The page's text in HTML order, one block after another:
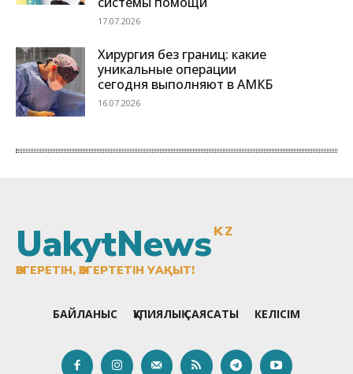
UakytNewsKZ
ӨЗГЕРЕТІН, ӨЗГЕРТЕТІН УАҚЫТ!
БАЙЛАНЫС ҚҰПИЯЛЫҚ САЯСАТЫ КЕЛІСІМ